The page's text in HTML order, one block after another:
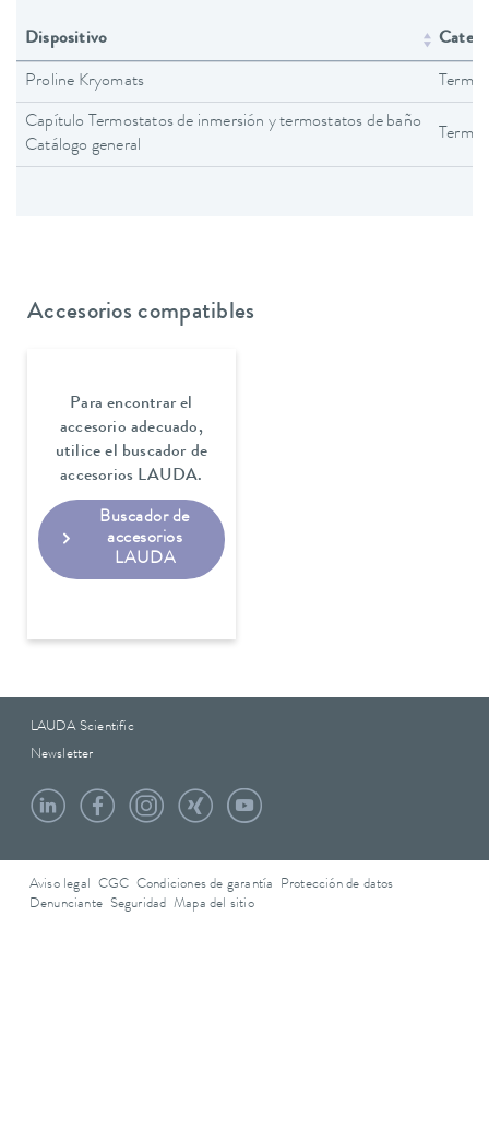
Dispositivo
Proline Kryomats
Capítulo Termostatos de inmersión y termostatos de baño
Catálogo general
Accesorios compatibles
Para encontrar el
accesorio adecuado,
utilice el buscador de
accesorios LAUDA.
Buscador de
accesorios
LAUDA
LAUDA Scientific
Newsletter
Aviso legal CGC Condiciones de garantía
Protección de datos
Denunciante Seguridad Mapa del sitio